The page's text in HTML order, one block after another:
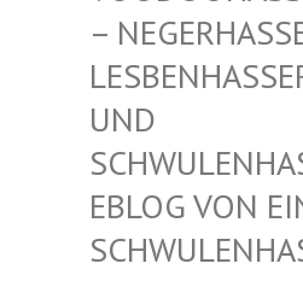
EGERHASSER
BENHASSER-
SCH
OG VON EINEM
WULENHASSE!